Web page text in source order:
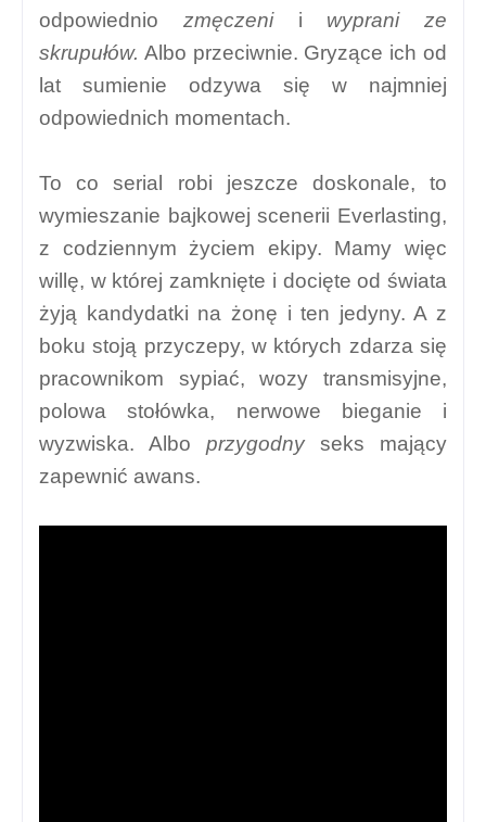
odpowiednio zmęczenii wyprani ze
skrupułów. Albo przeciwnie. Gryzące ich od
lat sumienie odzywa się w najmniej
odpowiednich momentach.
To co serial robi jeszcze doskonale, to
wymieszanie bajkowej scenerii Everlasting,
z codziennym życiem ekipy. Mamy więc
willę, w której zamknięte i docięte od świata
żyją kandydatki na żonę i ten jedyny. A z
boku stoją przyczepy, w których zdarza się
pracownikom sypiać, wozy transmisyjne,
polowa stołówka, nerwowe bieganie i
wyzwiska. Albo przygodny seks mający
zapewnić awans.